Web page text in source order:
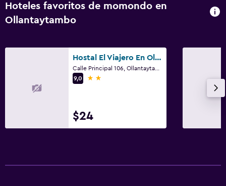
Hoteles favoritos de momondo en
Ollantaytambo
Hostal El Viajero En Ollantaytambo
9,0
2 estrellas
$24